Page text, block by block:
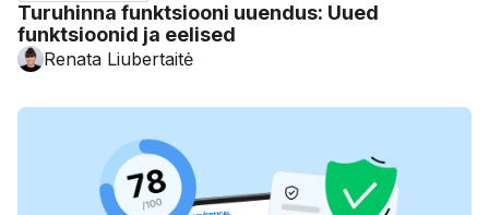
Turuhinna funktsiooni uuendus: Uued
funktsioonid ja eelised
Renata Liubertaitė